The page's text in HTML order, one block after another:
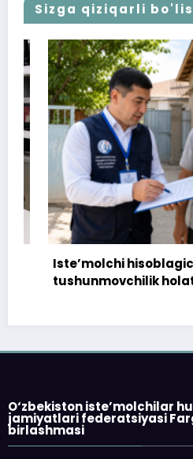
Sizga qiziqarli
Iste’molchi hisoblagichi
tushunmovchilik holati
O‘zbekiston iste’molchilar
jamiyatlari federatsiyasi
birlashmasi